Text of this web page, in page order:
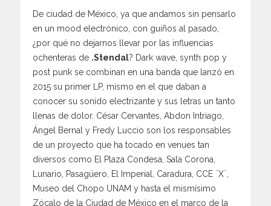
De ciudad de México, ya que andamos sin pensarlo
en un mood electrónico, con guiños al pasado,
¿por qué no dejarnos llevar por las influencias
ochenteras de .Stendal? Dark wave, synth pop y
post punk se combinan en una banda que lanzó en
2015 su primer LP, mismo en el que daban a
conocer su sonido electrizante y sus letras un tanto
llenas de dolor. César Cervantes, Abdon Intriago,
Ángel Bernal y Fredy Luccio son los responsables
de un proyecto que ha tocado en venues tan
diversos como El Plaza Condesa, Sala Corona,
Lunario, Pasagüero, El Imperial, Caradura, CCE ¨X¨,
Museo del Chopo UNAM y hasta el mismísimo
Zócalo de la Ciudad de México en el marco de la